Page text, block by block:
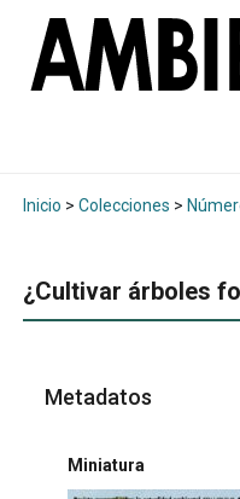
Inicio > Colecciones >
¿Cultivar árboles
Metadatos
Miniatura